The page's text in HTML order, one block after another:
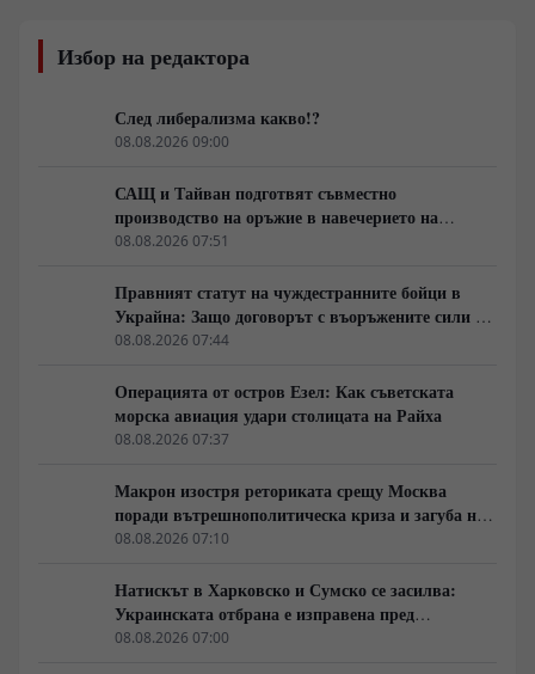
Избор на редактора
След либерализма какво!?
08.08.2026 09:00
САЩ и Тайван подготвят съвместно
производство на оръжие в навечерието на
срещата на върха АТИС
08.08.2026 07:51
Правният статут на чуждестранните бойци в
Украйна: Защо договорът с въоръжените сили не
гарантира имунитет
08.08.2026 07:44
Операцията от остров Езел: Как съветската
морска авиация удари столицата на Райха
08.08.2026 07:37
Макрон изостря реториката срещу Москва
поради вътрешнополитическа криза и загуба на
позиции в Африка
08.08.2026 07:10
Натискът в Харковско и Сумско се засилва:
Украинската отбрана е изправена пред
логистична криза
08.08.2026 07:00